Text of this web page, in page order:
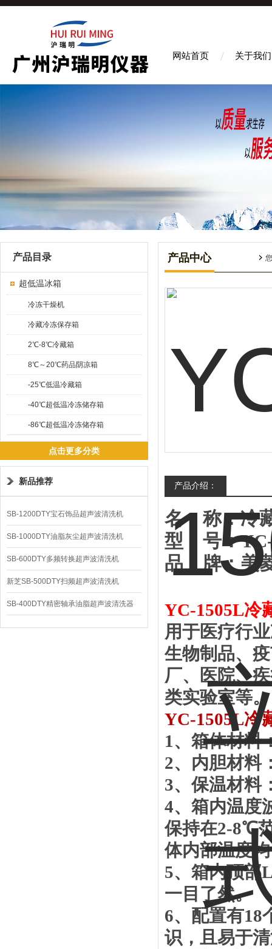
网站首页 关于我们
产品目录
超低温冰箱
冷冻干燥机
冷藏冷冻保存箱
2℃-8℃冷藏箱
8℃～20℃药品阴凉箱
-25℃低温冷藏箱
-40℃超低温冷冻储存箱
-86℃超低温冷冻储存箱
点击更多分类
新品推荐
SB-1200DTY宝石饰品超声波清洗机
SB-1000DTY油脂灰尘超声波清洗机
SB-600DTY多频转换超声波清洗机
新芝SB-500DTY扫频超声波清洗机
SB-400DTY精密轴承油脂超声波清洗器
产品中心
产品介绍：
名 称：冷
型
号：
品
牌：美
YC-1505L冷
用于医疗行
生物制品、
厂、医院、
类实验室等。
YC-1505L冷
1、箱体材料
2、内胆材料
3、保温材料
4、箱内温度
保持在2-8℃
体内部温度
5、箱内顶部
一目了然。
6、配置有18
识，且易于